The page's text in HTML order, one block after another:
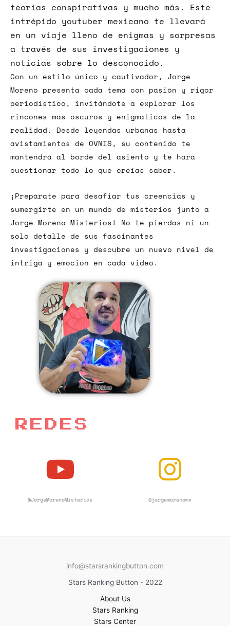
teorías conspirativas y mucho más. Este
intrépido youtuber mexicano te llevará
en un viaje lleno de enigmas y sorpresas
a través de sus investigaciones y
noticias sobre lo desconocido.
Con un estilo único y cautivador, Jorge
Moreno presenta cada tema con pasión y rigor
periodístico, invitándote a explorar los
rincones más oscuros y enigmáticos de la
realidad. Desde leyendas urbanas hasta
avistamientos de OVNIS, su contenido te
mantendrá al borde del asiento y te hará
cuestionar todo lo que creías saber.
¡Prepárate para desafiar tus creencias y
sumergirte en un mundo de misterios junto a
Jorge Moreno Misterios! No te pierdas ni un
solo detalle de sus fascinantes
investigaciones y descubre un nuevo nivel de
intriga y emoción en cada video.
REDES
@JorgeMorenoMisterios @jorgemorenomx
info@starsrankingbutton.com
Stars Ranking Button - 2022
About Us
Stars Ranking
Stars Center